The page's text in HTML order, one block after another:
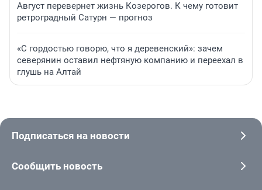
Август перевернет жизнь Козерогов. К чему готовит
ретроградный Сатурн — прогноз
«С гордостью говорю, что я деревенский»: зачем
северянин оставил нефтяную компанию и переехал в
глушь на Алтай
Подписаться на новости
Сообщить новость